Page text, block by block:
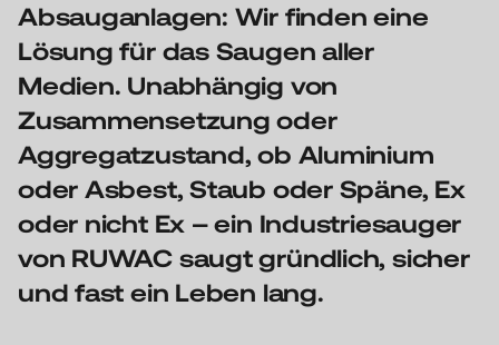
Absauganlagen: Wir finden eine
Lösung für das Saugen aller
Medien. Unabhängig von
Zusammensetzung oder
Aggregatzustand, ob Aluminium
oder Asbest, Staub oder Späne, Ex
oder nicht Ex – ein Industriesauger
von RUWAC saugt gründlich, sicher
und fast ein Leben lang.